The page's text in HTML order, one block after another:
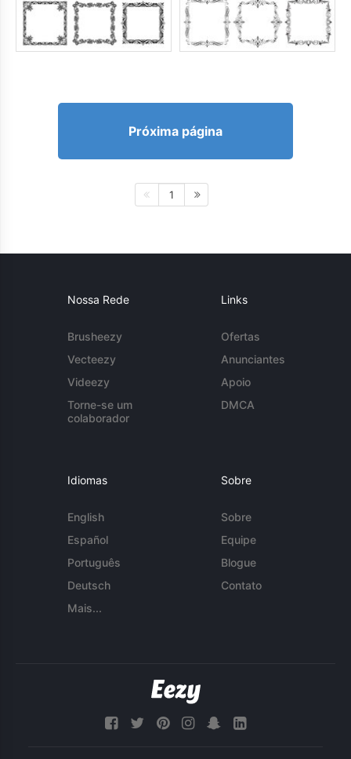
Próxima página
1
Nossa Rede
Brusheezy
Vecteezy
Videezy
Torne-se um
colaborador
Links
Ofertas
Anunciantes
Apoio
DMCA
Idiomas
English
Español
Português
Deutsch
Mais...
Sobre
Sobre
Equipe
Blogue
Contato